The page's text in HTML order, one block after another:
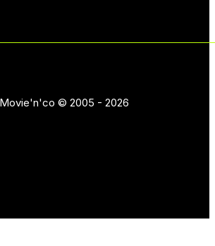
Movie'n'co © 2005 - 2026